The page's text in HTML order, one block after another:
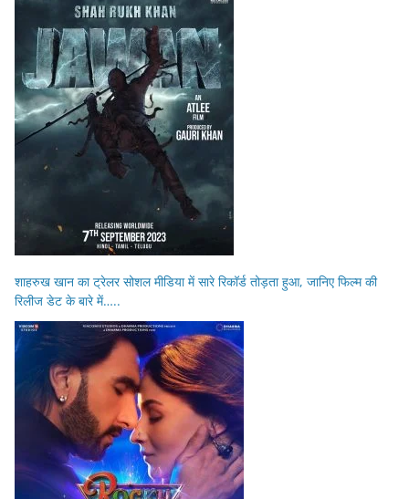
शाहरुख खान का ट्रेलर सोशल मीडिया में सारे रिकॉर्ड तोड़ता हुआ, जानिए फिल्म की
रिलीज डेट के बारे में…..